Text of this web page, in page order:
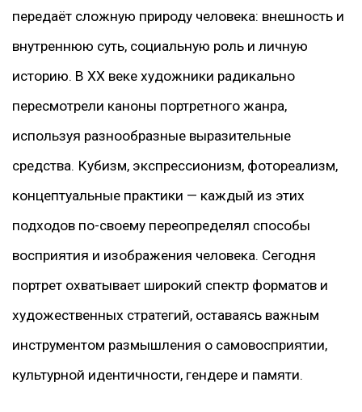
передаёт сложную природу человека: внешность и
внутреннюю суть, социальную роль и личную
историю. В XX веке художники радикально
пересмотрели каноны портретного жанра,
используя разнообразные выразительные
средства. Кубизм, экспрессионизм, фотореализм,
концептуальные практики — каждый из этих
подходов по-своему переопределял способы
восприятия и изображения человека. Сегодня
портрет охватывает широкий спектр форматов и
художественных стратегий, оставаясь важным
инструментом размышления о самовосприятии,
культурной идентичности, гендере и памяти.